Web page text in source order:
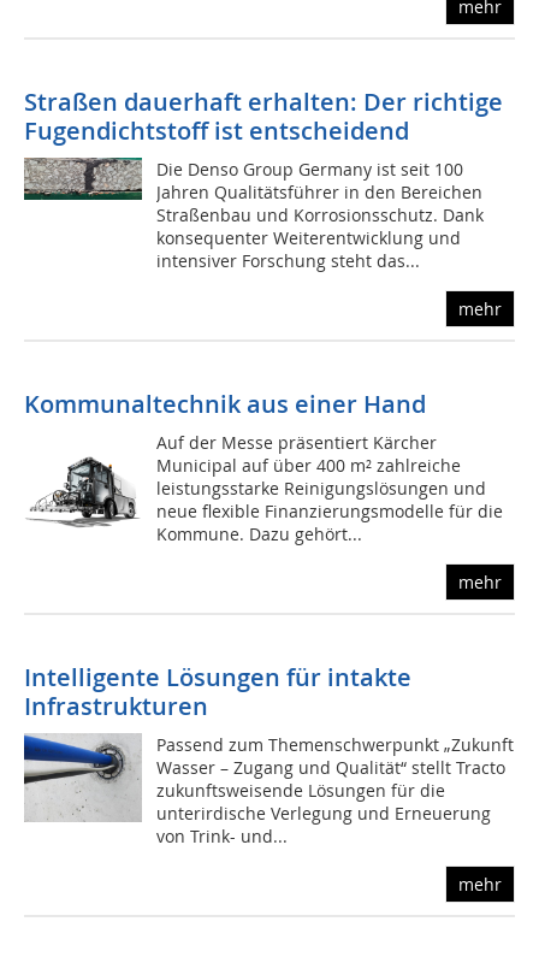
mehr
Straßen dauerhaft erhalten: Der richtige
Fugendichtstoff ist entscheidend
Die Denso Group Germany ist seit 100
Jahren Qualitätsführer in den Bereichen
Straßenbau und Korrosionsschutz. Dank
konsequenter Weiterentwicklung und
intensiver Forschung steht das...
mehr
Kommunaltechnik aus einer Hand
Auf der Messe präsentiert Kärcher
Municipal auf über 400 m² zahlreiche
leistungsstarke Reinigungslösungen und
neue flexible Finanzierungsmodelle für die
Kommune. Dazu gehört...
mehr
Intelligente Lösungen für intakte
Infrastrukturen
Passend zum Themenschwerpunkt „Zukunft
Wasser – Zugang und Qualität“ stellt Tracto
zukunftsweisende Lösungen für die
unterirdische Verlegung und Erneuerung
von Trink- und...
mehr